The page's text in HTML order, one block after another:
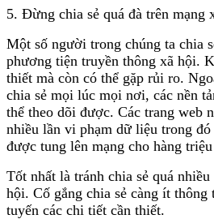
5. Đừng chia sẻ quá đà trên mạng
Một số người trong chúng ta chia
phương tiện truyền thông xã hội.
thiết mà còn có thể gặp rủi ro.
chia sẻ mọi lúc mọi nơi, các nền
thể theo dõi được. Các trang web
nhiều lần vi phạm dữ liệu trong
được tung lên mạng cho hàng
Tốt nhất là tránh chia sẻ quá
hội. Cố gắng chia sẻ càng ít
tuyến các chi tiết cần thiết.